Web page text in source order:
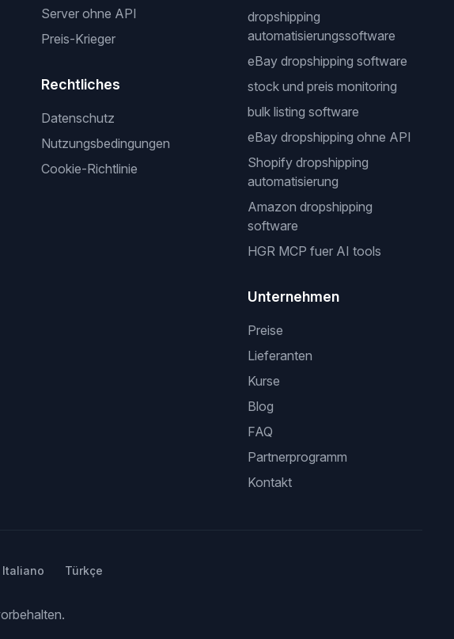
Server ohne API
Preis-Krieger
Rechtliches
Datenschutz
Nutzungsbedingungen
Cookie-Richtlinie
dropshipping
automatisierungssoftware
eBay dropshipping software
stock und preis monitoring
bulk listing software
eBay dropshipping ohne API
Shopify dropshipping
automatisierung
Amazon dropshipping
software
HGR MCP fuer AI tools
Unternehmen
Preise
Lieferanten
Kurse
Blog
FAQ
Partnerprogramm
Kontakt
Italiano Türkçe